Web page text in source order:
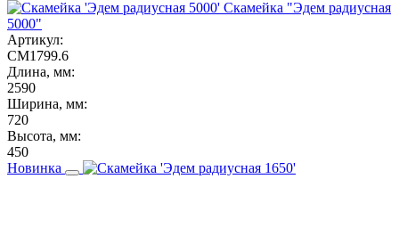
Скамейка "Эдем радиусная
5000"
Артикул:
СМ1799.6
Длина, мм:
2590
Ширина, мм:
720
Высота, мм:
450
Новинка